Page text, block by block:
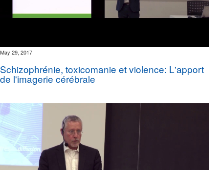
May 29, 2017
Schizophrénie, toxicomanie et violence: L'apport
de l'imagerie cérébrale